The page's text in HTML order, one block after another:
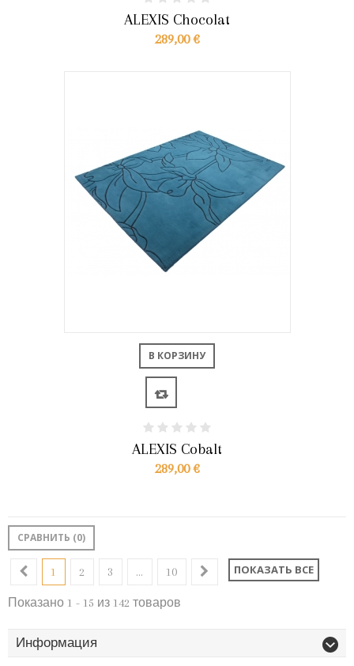
ALEXIS Chocolat
289,00 €
В КОРЗИНУ
ALEXIS Cobalt
289,00 €
СРАВНИТЬ (0)
ПОКАЗАТЬ ВСЕ
1 2 3 ... 10
Показано 1 - 15 из 142 товаров
Информация